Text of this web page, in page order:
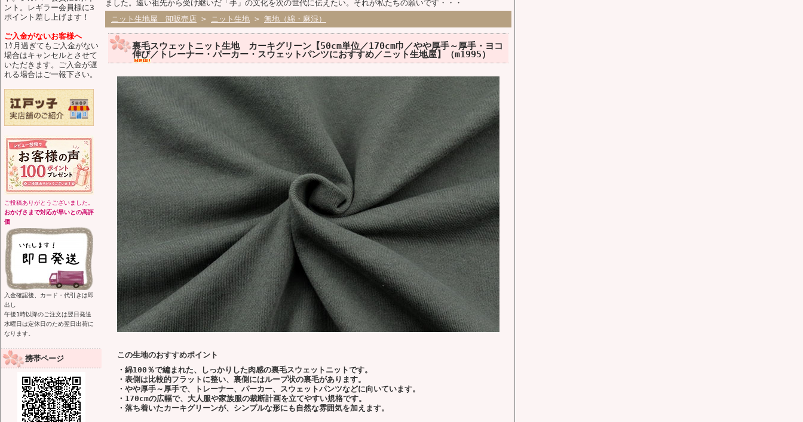
ント。レギラー会員様に3
ポイント差し上げます！
ご入金がないお客様へ
1ｹ月過ぎてもご入金がない
場合はキャンセルとさせて
いただきます。ご入金が遅
れる場合はご一報下さい。
ご投稿ありがとうございました。
おかげさまで対応が早いとの高評
価
入金確認後、カード・代引きは即
出し
午後1時以降のご注文は翌日発送
水曜日は定休日のため翌日出荷に
なります。
携帯ページ
ました。遠い祖先から受け継いだ「手」の文化を次の世代に伝えたい。それが私たちの願いです・・・
ニット生地屋 卸販売店 > ニット生地 > 無地（綿・麻混）
裏毛スウェットニット生地 カーキグリーン【50cm単位／170cm巾／やや厚手～厚手・ヨコ
伸び／トレーナー・パーカー・スウェットパンツにおすすめ／ニット生地屋】（m1995）
この生地のおすすめポイント
・綿100％で編まれた、しっかりした肉感の裏毛スウェットニットです。
・表側は比較的フラットに整い、裏側にはループ状の裏毛があります。
・やや厚手～厚手で、トレーナー、パーカー、スウェットパンツなどに向いています。
・170cmの広幅で、大人服や家族服の裁断計画を立てやすい規格です。
・落ち着いたカーキグリーンが、シンプルな形にも自然な雰囲気を加えます。